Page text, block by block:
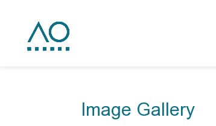
Image Gallery